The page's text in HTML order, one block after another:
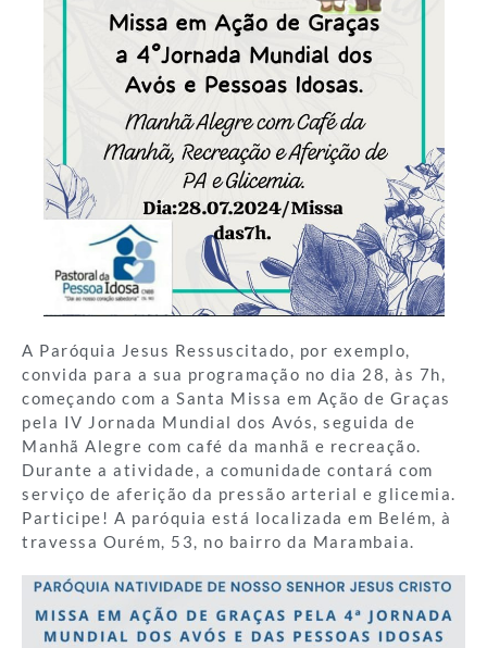
A Paróquia Jesus Ressuscitado, por exemplo,
convida para a sua programação no dia 28, às 7h,
começando com a Santa Missa em Ação de Graças
pela IV Jornada Mundial dos Avós, seguida de
Manhã Alegre com café da manhã e recreação.
Durante a atividade, a comunidade contará com
serviço de aferição da pressão arterial e glicemia.
Participe! A paróquia está localizada em Belém, à
travessa Ourém, 53, no bairro da Marambaia.